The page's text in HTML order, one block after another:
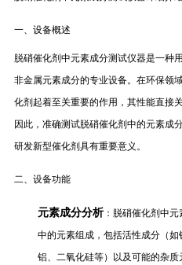
一、设备概述
脱硝催化剂中元素成分测试仪器是一种
非金属元素成分的专业设备。在环保领
化剂起着至关重要的作用，其性能直接
因此，准确测试脱硝催化剂中的元素成
研发新型催化剂具有重要意义。
二、设备功能
元素成分分析：脱硝催化剂中元
中的元素组成，包括活性成分（
铝、二氧化硅等）以及可能的杂